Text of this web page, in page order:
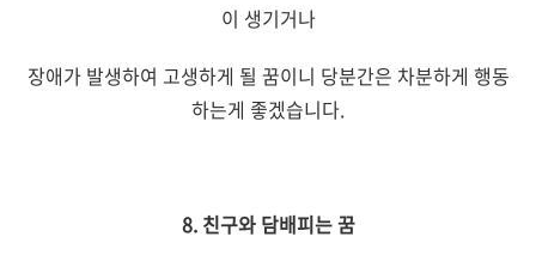
이 생기거나
장애가 발생하여 고생하게 될 꿈이니 당분간은 차분하게 행동
하는게 좋겠습니다.
8. 친구와 담배피는 꿈